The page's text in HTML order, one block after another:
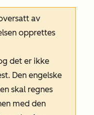
av
opprettes
det er ikke
Den engelske
skal regnes
med den